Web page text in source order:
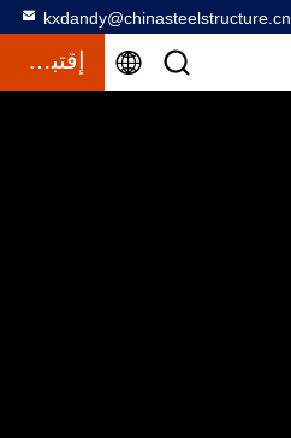
kxdandy@chinasteelstructure.cn
إقتباس